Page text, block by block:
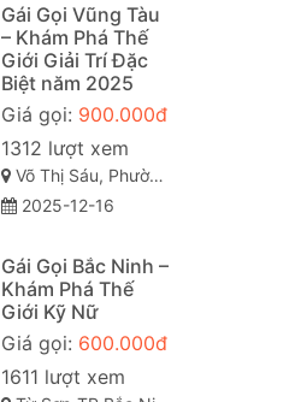
Gái Gọi Vũng Tàu
– Khám Phá Thế
Giới Giải Trí Đặc
Biệt năm 2025
Giá gọi: 900.000đ
1312 lượt xem
Võ Thị Sáu, Phường 2, Thành phố Vũng Tầu, Bà Rịa - Vũng Tàu
2025-12-16
Gái Gọi Bắc Ninh –
Khám Phá Thế
Giới Kỹ Nữ
Giá gọi: 600.000đ
1611 lượt xem